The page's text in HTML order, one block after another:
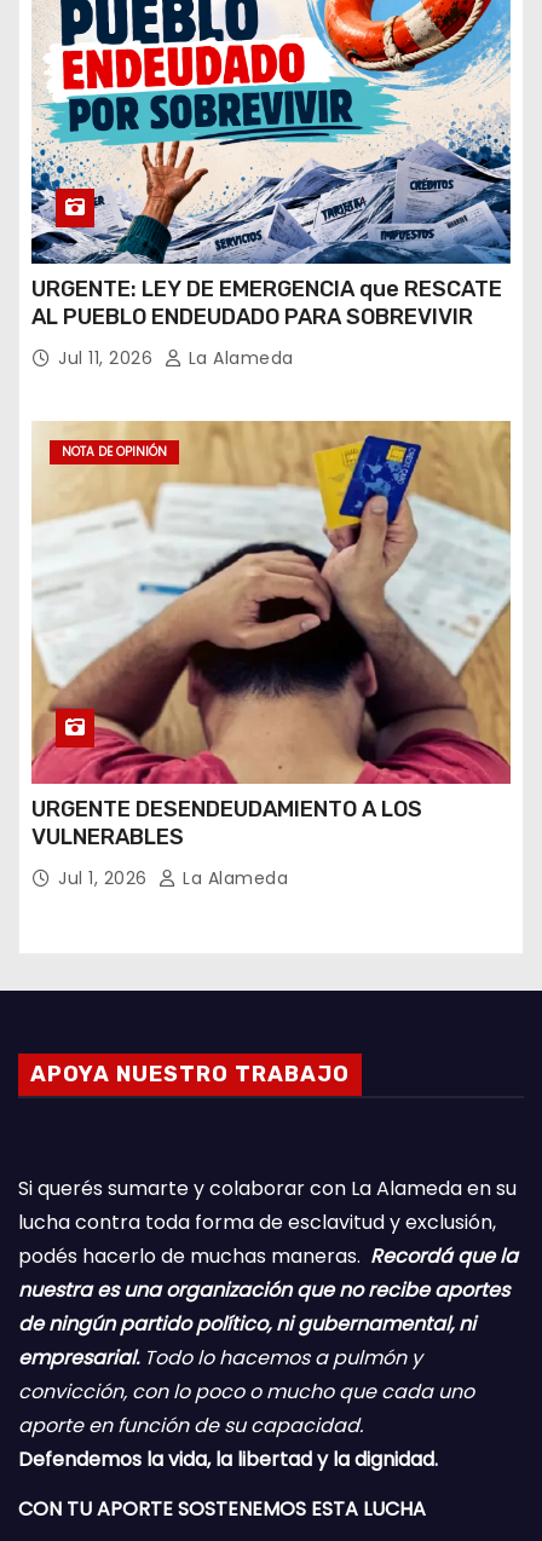
URGENTE: LEY DE EMERGENCIA que RESCATE
AL PUEBLO ENDEUDADO PARA SOBREVIVIR
Jul 11, 2026 La Alameda
NOTA DE OPINIÓN
URGENTE DESENDEUDAMIENTO A LOS
VULNERABLES
Jul 1, 2026 La Alameda
APOYA NUESTRO TRABAJO
Si querés sumarte y colaborar con La Alameda en su
lucha contra toda forma de esclavitud y exclusión,
podés hacerlo de muchas maneras. Recordá que la
nuestra es una organización que no recibe aportes
de ningún partido político, ni gubernamental, ni
empresarial.Todo lo hacemos a pulmón y
convicción, con lo poco o mucho que cada uno
aporte en función de su capacidad.
Defendemos la vida, la libertad y la dignidad.
CON TU APORTE SOSTENEMOS ESTA LUCHA